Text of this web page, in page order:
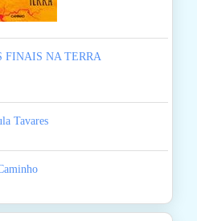
FINAIS NA TERRA
Tavares